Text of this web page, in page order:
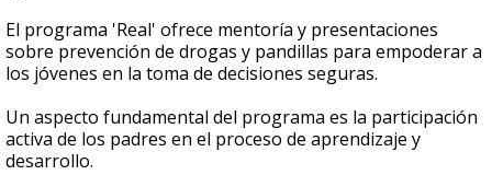
El programa 'Real' ofrece mentoría y presentaciones
sobre prevención de drogas y pandillas para empoderar a
los jóvenes en la toma de decisiones seguras.
Un aspecto fundamental del programa es la participación
activa de los padres en el proceso de aprendizaje y
desarrollo.